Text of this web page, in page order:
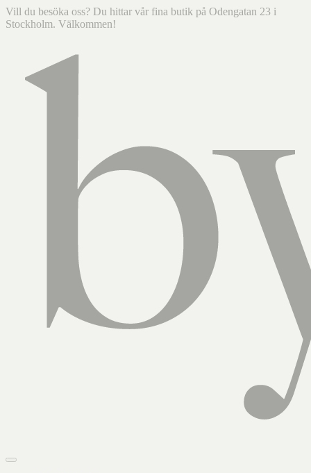
Vill du besöka oss? Du hittar vår fina butik på Odengatan 23 i
Stockholm. Välkommen!